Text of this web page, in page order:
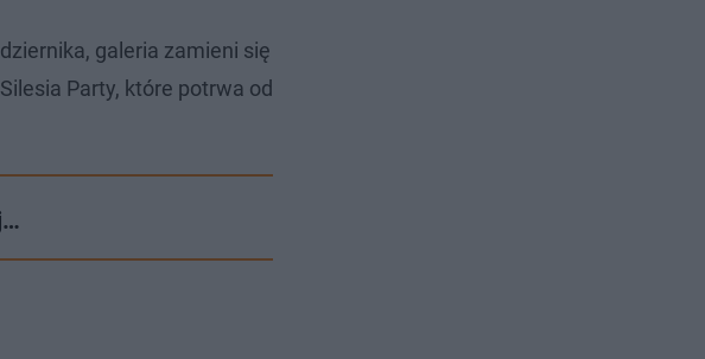
galeria zamieni się
Party, które potrwa od